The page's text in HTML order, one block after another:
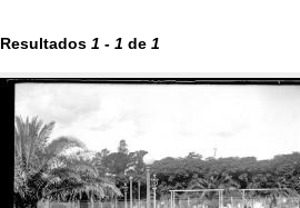
Resultados 1 - 1 de 1